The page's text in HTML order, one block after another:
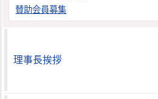
賛助会員募集
理事長挨拶